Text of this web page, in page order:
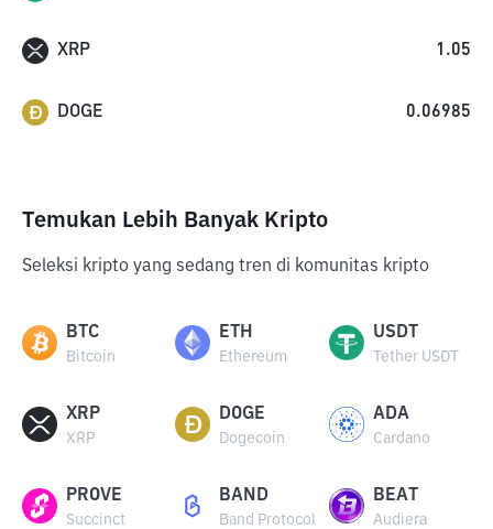
XRP 1.05
DOGE 0.06985
Temukan Lebih Banyak Kripto
Seleksi kripto yang sedang tren di komunitas kripto
BTC
Bitcoin
ETH
Ethereum
USDT
Tether USDT
XRP
XRP
DOGE
Dogecoin
ADA
Cardano
PROVE
Succinct
BAND
Band Protocol
BEAT
Audiera